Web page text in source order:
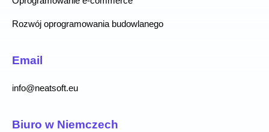
Rozwój oprogramowania budowlanego
Email
info@neatsoft.eu
Biuro w Niemczech